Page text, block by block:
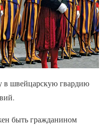
в швейцарскую гвардию
быть гражданином